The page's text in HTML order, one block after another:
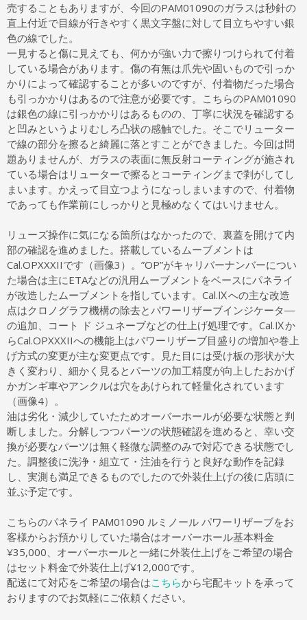
売することもありますが、今回のPAM01090のガラスは秒針の
直上付近で目線が行きやすく黒文字盤に対して目立ちやすい銀
色の線でした。
一見すると傷に見えても、何かが強い力で擦りつけられて付着
している場合があります。傷の有無は爪先や固いもので引っか
かりによって確認することが多いのですが、付着物だった場合
も引っかかりはあるので注意が必要です。こちらのPAM01090
は銀色の線に引っかかりはあるものの、丁寧に状況を確認する
と凹みというよりむしろ凸状の感触でした。そこでリューター
で線の部分を擦ると綺麗に落とすことができました。今回は問
題ありませんが、ガラスの表面に無反射コーティングが施され
ている場合はリューターで擦るとコーティングまで剥がしてし
まいます。かえって目立つようになっしまいますので、付着物
であっても作業前にしっかりと見極めなくてはいけません。
リューズ操作に気になる箇所はなかったので、裏蓋を開けて内
部の確認を進めました。搭載しているムーブメントは
Cal.OPXXXIIです（画像3）。”OP”がキャリバーナンバーについ
た場合は主にETAなどの汎用ムーブメントをベースにパネライ
が改造したムーブメントを指しています。Cal.Ⅸへの主な改造
点はクロノグラフ機構の除去とパワーリザーブインジケータ―
の追加、コート ド ジュネーブなどの仕上げ処理です。Cal.Ⅸか
らCal.OPXXXIIへの機能上はパワーリザーブ目盛りの増加や巻上
げ方式の変更が主な変更点です。見た目には受け板の形状が大
きく変わり、細かく見るとパーツの加工精度が向上したおかげ
かガンギ車やアンクルは穴をあけられて軽量化されています
（画像4）。
油は劣化・減少していたためオーバーホールが必要な状態と判
断しました。分解しつつパーツの状態確認を進めると、幸い交
換が必要なパーツは無く軽微な調整のみで対応できる状態でし
た。調整後に洗浄・組立て・注油を行うと良好な動作を記録
し、実測も満足できるものでしたので外装仕上げの後に店頭に
並ぶ予定です。
こちらのパネライ PAM01090 ルミノール パワーリザーブをお
客様からお預かりしていた場合はオーバーホール基本料金
¥35,000、オーバーホールと一緒に外装仕上げをご希望の場合
はセット料金で外装仕上げ¥12,000です。
配送にて対応をご希望の場合はこちらから宅配キットを承って
おりますのでお気軽にご依頼ください。